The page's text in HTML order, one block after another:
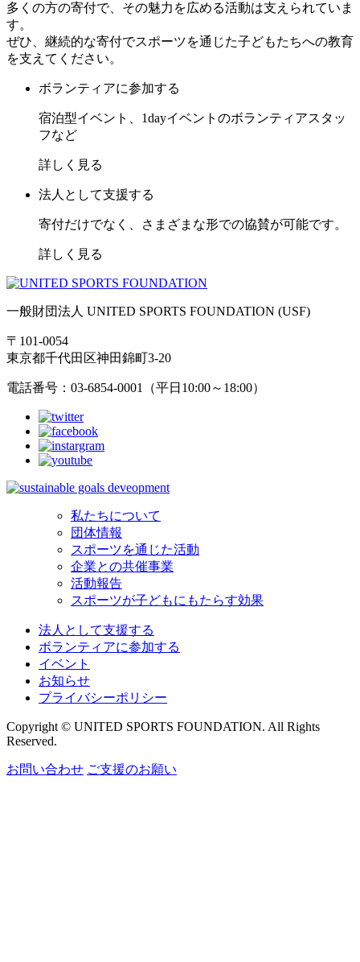
多くの方の寄付で、その魅力を広める活動は支えられていま
す。
ぜひ、継続的な寄付でスポーツを通じた子どもたちへの教育
を支えてください。
ボランティアに参加する
宿泊型イベント、1dayイベントのボランティアスタッ
フなど
詳しく見る
法人として支援する
寄付だけでなく、さまざまな形での協賛が可能です。
詳しく見る
一般財団法人 UNITED SPORTS FOUNDATION (USF)
〒101-0054
東京都千代田区神田錦町3-20
電話番号：03-6854-0001（平日10:00～18:00）
私たちについて
団体情報
スポーツを通じた活動
企業との共催事業
活動報告
スポーツが子どもにもたらす効果
法人として支援する
ボランティアに参加する
イベント
お知らせ
プライバシーポリシー
Copyright © UNITED SPORTS FOUNDATION. All Rights
Reserved.
お問い合わせ ご支援のお願い